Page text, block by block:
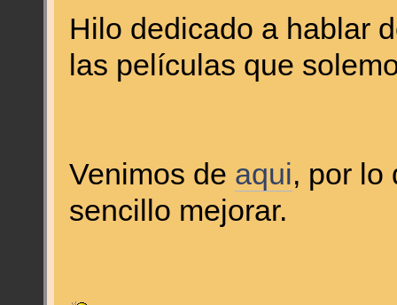
Hilo dedicado a hablar
las películas que
Venimos de aqui, por lo
sencillo mejorar.